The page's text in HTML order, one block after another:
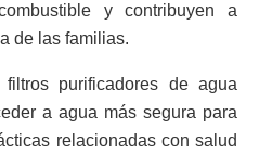
y contribuyen a
de las familias.
purificadores de agua
a agua más segura para
relacionadas con salud